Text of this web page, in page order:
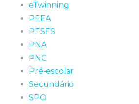
eTwinning
PEEA
PESES
PNA
PNC
Pré-escolar
Secundário
SPO